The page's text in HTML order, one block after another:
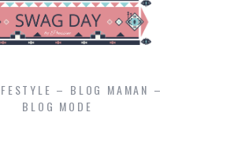
– BLOG MAMAN –
BLOG MODE